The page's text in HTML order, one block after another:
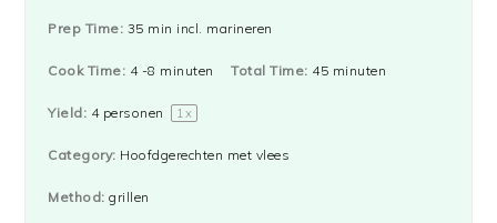
Prep Time: 35 min incl. marineren
Cook Time: 4 -8 minuten Total Time: 45 minuten
Yield: 4personen 1 x
Category: Hoofdgerechten met vlees
Method: grillen